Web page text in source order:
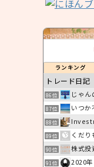
ランキング
86位 じゃん
87位 いつか
88位
89位 くだり
90位 株式投
91位 2020年